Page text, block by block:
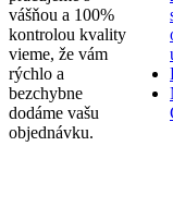
vášňou a 100%
kontrolou kvality
vieme, že vám
rýchlo a
bezchybne
dodáme vašu
objednávku.